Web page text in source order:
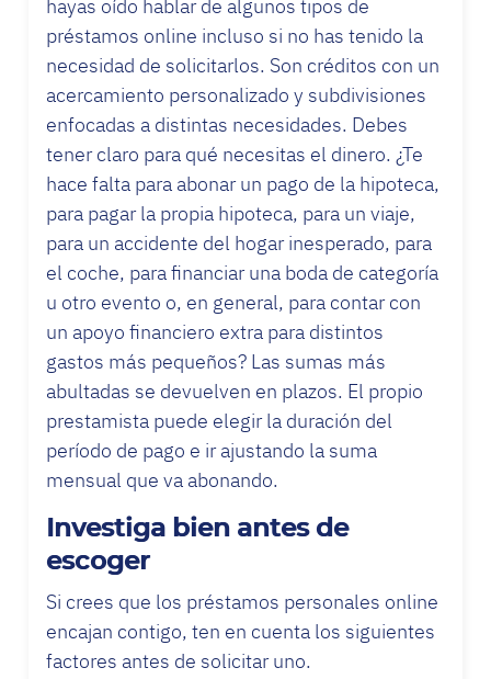
hayas oído hablar de algunos tipos de
préstamos online incluso si no has tenido la
necesidad de solicitarlos. Son créditos con un
acercamiento personalizado y subdivisiones
enfocadas a distintas necesidades. Debes
tener claro para qué necesitas el dinero. ¿Te
hace falta para abonar un pago de la hipoteca,
para pagar la propia hipoteca, para un viaje,
para un accidente del hogar inesperado, para
el coche, para financiar una boda de categoría
u otro evento o, en general, para contar con
un apoyo financiero extra para distintos
gastos más pequeños? Las sumas más
abultadas se devuelven en plazos. El propio
prestamista puede elegir la duración del
período de pago e ir ajustando la suma
mensual que va abonando.
Investiga bien antes de
escoger
Si crees que los préstamos personales online
encajan contigo, ten en cuenta los siguientes
factores antes de solicitar uno.